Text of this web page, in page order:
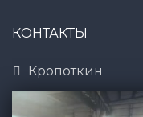
КОНТАКТЫ
Кропоткин
8 (800) 600-83-54